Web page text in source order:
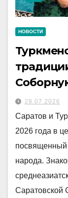
НОВОСТИ
28.07.2026
Саратов и
2026 года в
посвященный
народа.
Саратовской